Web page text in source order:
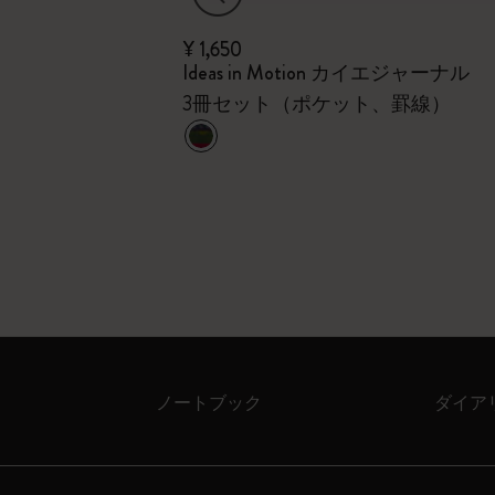
¥ 1,650
Ideas in Motion カイエジャーナル
3冊セット（ポケット、罫線）
ノートブック ダイア